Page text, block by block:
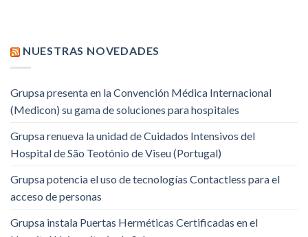
NUESTRAS NOVEDADES
Grupsa presenta en la Convención Médica Internacional
(Medicon) su gama de soluciones para hospitales
Grupsa renueva la unidad de Cuidados Intensivos del
Hospital de São Teotónio de Viseu (Portugal)
Grupsa potencia el uso de tecnologías Contactless para el
acceso de personas
Grupsa instala Puertas Herméticas Certificadas en el